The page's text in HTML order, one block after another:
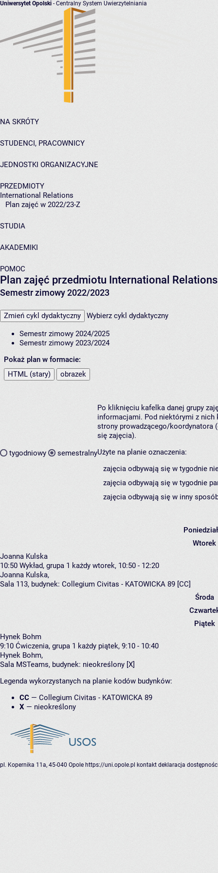
Uniwersytet Opolski - Centralny System Uwierzytelniania
NA SKRÓTY
STUDENCI, PRACOWNICY
JEDNOSTKI ORGANIZACYJNE
PRZEDMIOTY
International Relations
Plan zajęć w 2022/23-Z
STUDIA
AKADEMIKI
POMOC
Plan zajęć przedmiotu International
Semestr zimowy 2022/2023
Zmień cykl dydaktyczny Wybierz cykl dydaktyczny
Semestr zimowy 2024/2025
Semestr zimowy 2023/2024
Pokaż plan w formacie:
HTML (stary)
obrazek
tygodniowy semestralny
Po kliknięciu kafelka danej grupy
informacjami. Pod niektórymi z nich
strony prowadzącego/koordynatora
się zajęcia).
Użyte na planie oznaczenia:
zajęcia odbywają się w tygodnie
zajęcia odbywają się w tygodnie
zajęcia odbywają się w inny
Wtorek
Joanna Kulska
10:50 Wykład, grupa 1 każdy wtorek, 10:50 - 12:20
Joanna Kulska,
Sala 113, budynek: Collegium Civitas - KATOWICKA 89 [CC]
Środa
Piątek
Hynek Bohm
9:10 Ćwiczenia, grupa 1 każdy piątek, 9:10 - 10:40
Hynek Bohm,
Sala MSTeams, budynek: nieokreślony [X]
Legenda wykorzystanych na planie kodów budynków:
CC — Collegium Civitas - KATOWICKA 89
X — nieokreślony
pl. Kopernika 11a, 45-040 Opole https://uni.opole.pl kontakt deklaracja